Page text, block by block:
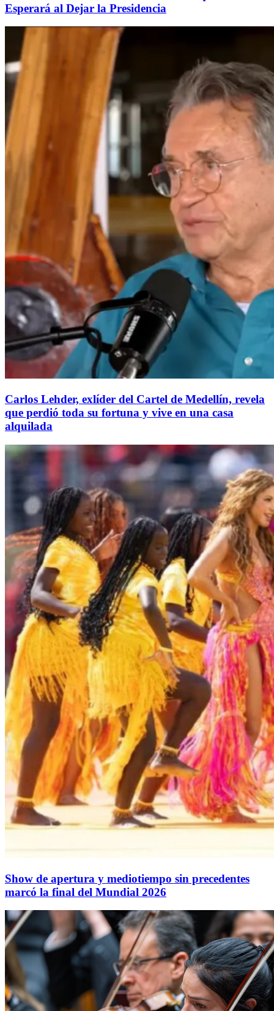
Esperará al Dejar la Presidencia
Carlos Lehder, exlíder del Cartel de Medellín, revela
que perdió toda su fortuna y vive en una casa
alquilada
Show de apertura y mediotiempo sin precedentes
marcó la final del Mundial 2026